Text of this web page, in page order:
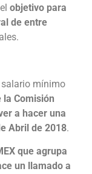
objetivo para
de entre
mínimo
la Comisión
a hacer una
Abril de 2018.
que agrupa
un llamado a